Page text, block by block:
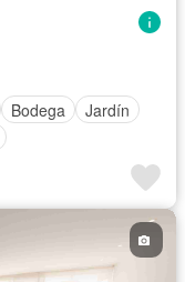
Bodega
Jardín